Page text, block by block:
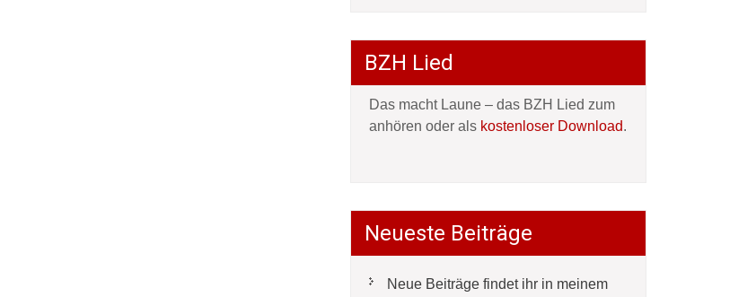
BZH Lied
Das macht Laune – das BZH Lied zum
anhören oder als kostenloser Download.
Neueste Beiträge
Neue Beiträge findet ihr in meinem